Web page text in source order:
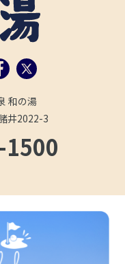
和の湯
井2022-3